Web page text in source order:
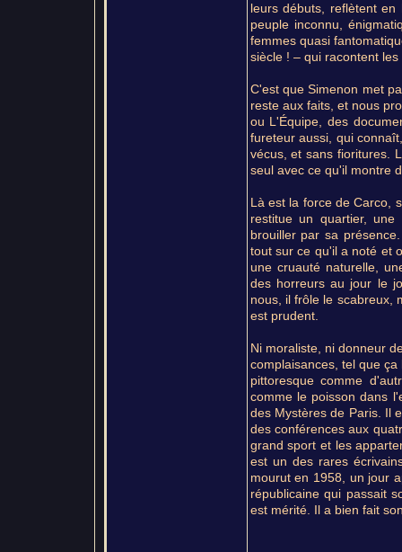
leurs débuts, reflètent
peuple inconnu,
femmes quasi
siècle ! – qui racontent
C'est que Simenon met
reste aux faits, et nous
ou L'Équipe, des
fureteur aussi, qui
vécus, et sans fioritures.
seul avec ce qu'il montre
Là est la force de Carco,
restitue un quartier,
brouiller par sa
tout sur ce qu'il a noté et
une cruauté naturelle,
des horreurs au jour le
nous, il frôle le scabreux,
est prudent.
Ni moraliste, ni donneur
complaisances, tel que
pittoresque comme
comme le poisson dans
des Mystères de Paris. Il
des conférences aux
grand sport et les
est un des rares
mourut en 1958, un jour
républicaine qui passait
est mérité. Il a bien fait